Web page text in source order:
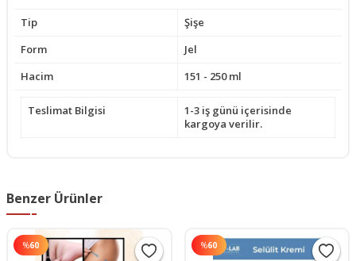
Tip
Şişe
Form
Jel
Hacim
151 - 250 ml
Teslimat Bilgisi
1-3 iş günü içerisinde
kargoya verilir.
Benzer Ürünler
%60 %60